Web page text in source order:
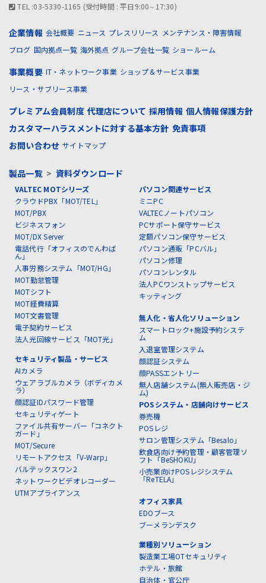
TEL :03-5330-1165 (受付時間 : 平日9:00∼17:30)
企業情報 会社概要 ニュース プレスリリース メンテナンス・障害情報
ブログ 国内拠点一覧 海外拠点 グループ会社一覧 ショールーム
事業概要 IT・ネットワーク事業 ショップ＆サービス事業
リース・サブリース事業
プレミアム会員制度 代理店について 採用情報 個人情報保護方針
カスタマーハラスメントに対する基本方針 免責事項
お問い合わせ サイトマップ
製品一覧> 資料ダウンロード
VALTEC MOTシリーズ
クラウドPBX「MOT/TEL」
MOT/PBX
ビジネスフォン
MOT/DX Server
電話代行「オフィスのでんわば
ん」
人事労務システム「MOT/HG」
MOT勤怠管理
MOTシフト
MOT経費精算
MOT文書管理
電子契約サービス
法人光回線サービス「MOT光」
セキュリティ製品・サービス
AIカメラ
ウェアラブルカメラ（ボディカメ
ラ）
顔認証IDパスワード管理
セキュリティゲート
ファイル共有サーバー「コネクト
ガード」
MOT/Secure
リモートアクセス「V-Warp」
バルテックスワン2
ネットワークビデオレコーダー
UTMアプライアンス
パソコン関連サービス
ミニPC
VALTECノートパソコン
PCサポート保守サービス
定額パソコン保守サービス
パソコン通販「PCバル」
パソコン修理
パソコンレンタル
法人PCワンストップサービス
キッティング
無人化・省人化ソリューション
スマートロック+施設予約システ
ム
入退室管理システム
顔認証システム
顔PASSエントリー
無人店舗システム(無人販売店・ジ
ム)
POSシステム・店舗向けサービス
券売機
POSレジ
サロン管理システム「Besalo」
飲食店向け予約管理・顧客管理ソ
フト「BeSHOKU」
小売業向けPOSレジシステム
「ReTELA」
オフィス家具
EDOブース
ブーメランデスク
業種別ソリューション
製造業工場OTセキュリティ
ホテル・旅館
自治体・官公庁